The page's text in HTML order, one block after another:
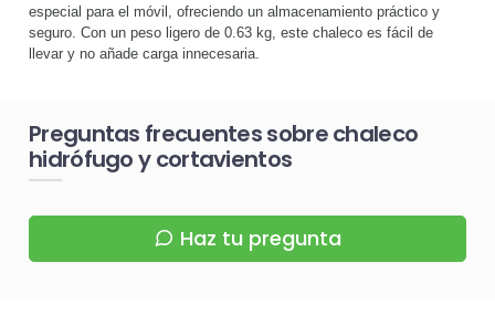
especial para el móvil, ofreciendo un almacenamiento práctico y
seguro. Con un peso ligero de 0.63 kg, este chaleco es fácil de
llevar y no añade carga innecesaria.
Preguntas frecuentes sobre chaleco
hidrófugo y cortavientos
Haz tu pregunta